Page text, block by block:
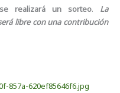
realizará un sorteo. La
libre con una contribución
857a-620ef85646f6.jpg